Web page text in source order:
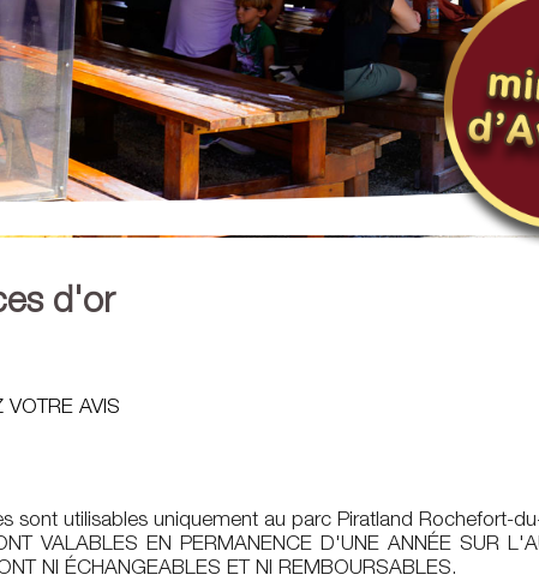
d'or
VOTRE AVIS
sont utilisables uniquement au parc Piratland Rochefort-
VALABLES EN PERMANENCE D'UNE ANNÉE SUR
NI ÉCHANGEABLES ET NI REMBOURSABLES.